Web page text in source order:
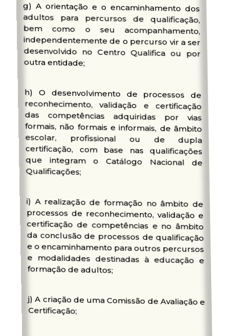
g) A orientação e o encaminhamento dos
adultos para percursos de qualificação,
bem como o seu acompanhamento,
independentemente de o percurso vir a ser
desenvolvido no Centro Qualifica ou por
outra entidade;
h) O desenvolvimento de processos de
reconhecimento, validação e certificação
das competências adquiridas por vias
formais, não formais e informais, de âmbito
escolar, profissional ou de dupla
certificação, com base nas qualificações
que integram o Catálogo Nacional de
Qualificações;
i) A realização de formação no âmbito de
processos de reconhecimento, validação e
certificação de competências e no âmbito
da conclusão de processos de qualificação
e o encaminhamento para outros percursos
e modalidades destinadas à educação e
formação de adultos;
j) A criação de uma Comissão de Avaliação e
Certificação;